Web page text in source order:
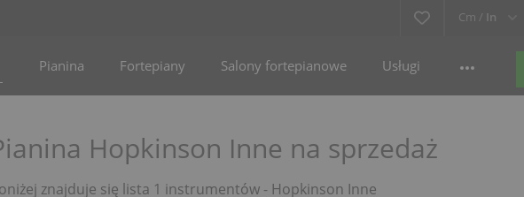
Cm / In
Pianina Fortepiany Salony fortepianowe Usługi
Hopkinson Inne na sprzedaż
znajduje się lista 1 instrumentów - Hopkinson Inne